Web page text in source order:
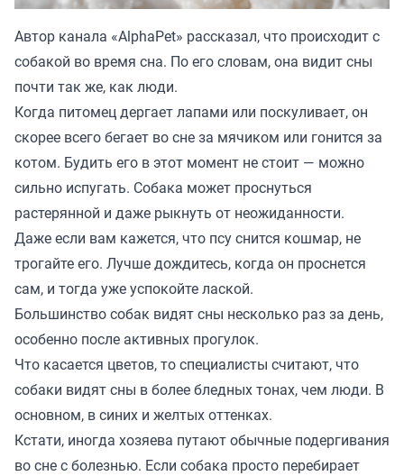
Автор канала «AlphaPet» рассказал, что происходит с
собакой во время сна. По его словам, она видит сны
почти так же, как люди.
Когда питомец дергает лапами или поскуливает, он
скорее всего бегает во сне за мячиком или гонится за
котом. Будить его в этот момент не стоит — можно
сильно испугать. Собака может проснуться
растерянной и даже рыкнуть от неожиданности.
Даже если вам кажется, что псу снится кошмар, не
трогайте его. Лучше дождитесь, когда он проснется
сам, и тогда уже успокойте лаской.
Большинство собак видят сны несколько раз за день,
особенно после активных прогулок.
Что касается цветов, то специалисты считают, что
собаки видят сны в более бледных тонах, чем люди. В
основном, в синих и желтых оттенках.
Кстати, иногда хозяева путают обычные подергивания
во сне с болезнью. Если собака просто перебирает